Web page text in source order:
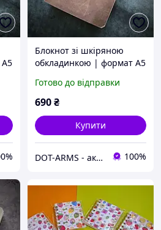
Блокнот зі шкіряною
обкладинкою | формат А5
вінтажний
Готово до відправки
690₴
Купити
DOT-ARMS - аксесуари та спорядження, створені для вашої надійності! 100%